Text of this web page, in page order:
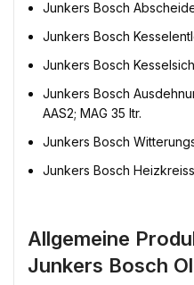
Junkers Bosch
Junkers Bosch
Junkers Bosch
Junkers Bosch
AAS2; MAG 35 ltr.
Junkers Bosch
Junkers Bosch
Allgemeine
Junkers Bosch